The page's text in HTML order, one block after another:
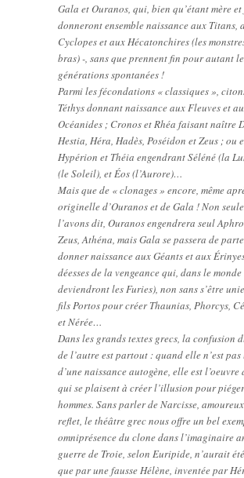
Gala et Ouranos, qui, bien qu’étant mère et
donneront ensemble naissance aux Titans,
Cyclopes et aux Hécatonchires (les
bras) -, sans que prennent fin pour autant
générations spontanées !
Parmi les fécondations « classiques »,
Téthys donnant naissance aux Fleuves et
Océanides ; Cronos et Rhéa faisant naître
Hestia, Héra, Hadès, Poséidon et Zeus ; ou
Hypérion et Théia engendrant Séléné (la
(le Soleil), et Éos (l’Aurore)…
Mais que de « clonages » encore, même
originelle d’Ouranos et de Gala ! Non
l’avons dit, Ouranos engendrera seul
Zeus, Athéna, mais Gala se passera de
donner naissance aux Géants et aux
déesses de la vengeance qui, dans le
deviendront les Furies), non sans s’être
fils Portos pour créer Thaunias, Phorcys,
et Nérée…
Dans les grands textes grecs, la confusion
de l’autre est partout : quand elle n’est
d’une naissance autogène, elle est l’oeuvre
qui se plaisent à créer l’illusion pour
hommes. Sans parler de Narcisse,
reflet, le théâtre grec nous offre un bel
omniprésence du clone dans l’imaginaire
guerre de Troie, selon Euripide, n’aurait
que par une fausse Hélène, inventée par